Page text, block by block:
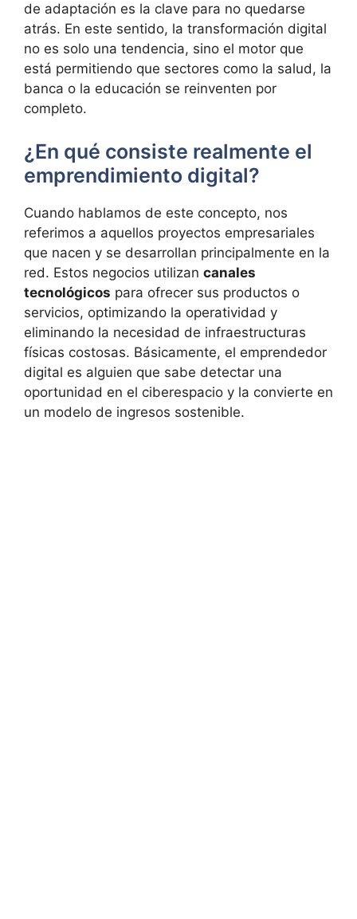
de adaptación es la clave para no quedarse
atrás. En este sentido, la transformación digital
no es solo una tendencia, sino el motor que
está permitiendo que sectores como la salud, la
banca o la educación se reinventen por
completo.
¿En qué consiste realmente el
emprendimiento digital?
Cuando hablamos de este concepto, nos
referimos a aquellos proyectos empresariales
que nacen y se desarrollan principalmente en la
red. Estos negocios utilizan canales
tecnológicos para ofrecer sus productos o
servicios, optimizando la operatividad y
eliminando la necesidad de infraestructuras
físicas costosas. Básicamente, el emprendedor
digital es alguien que sabe detectar una
oportunidad en el ciberespacio y la convierte en
un modelo de ingresos sostenible.